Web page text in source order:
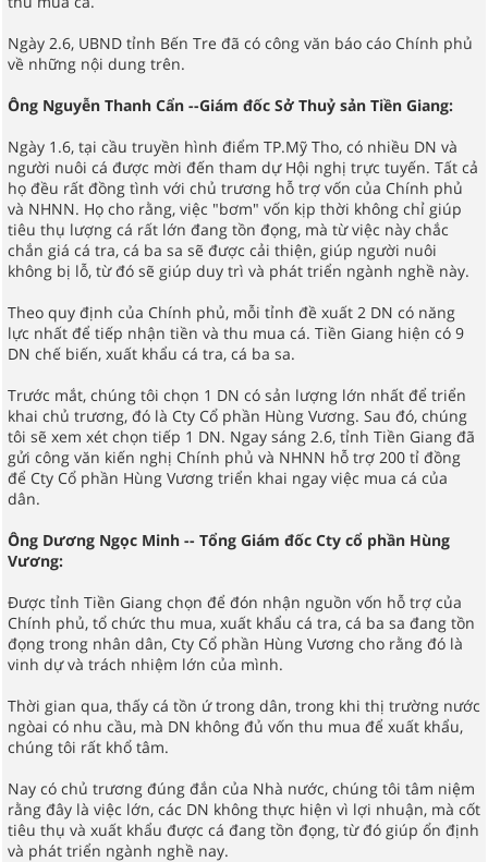
Ngày 2.6, UBND tỉnh Bến Tre đã có công văn báo cáo Chính phủ
về những nội dung trên.
Ông Nguyễn Thanh Cẩn --Giám đốc Sở Thuỷ sản Tiền Giang:
Ngày 1.6, tại cầu truyền hình điểm TP.Mỹ Tho, có nhiều DN và
người nuôi cá được mời đến tham dự Hội nghị trực tuyến. Tất cả
họ đều rất đồng tình với chủ trương hỗ trợ vốn của Chính phủ
và NHNN. Họ cho rằng, việc "bơm" vốn kịp thời không chỉ giúp
tiêu thụ lượng cá rất lớn đang tồn đọng, mà từ việc này chắc
chắn giá cá tra, cá ba sa sẽ được cải thiện, giúp người nuôi
không bị lỗ, từ đó sẽ giúp duy trì và phát triển ngành nghề này.
Theo quy định của Chính phủ, mỗi tỉnh đề xuất 2 DN có năng
lực nhất để tiếp nhận tiền và thu mua cá. Tiền Giang hiện có 9
DN chế biến, xuất khẩu cá tra, cá ba sa.
Trước mắt, chúng tôi chọn 1 DN có sản lượng lớn nhất để triển
khai chủ trương, đó là Cty Cổ phần Hùng Vương. Sau đó, chúng
tôi sẽ xem xét chọn tiếp 1 DN. Ngay sáng 2.6, tỉnh Tiền Giang đã
gửi công văn kiến nghị Chính phủ và NHNN hỗ trợ 200 tỉ đồng
để Cty Cổ phần Hùng Vương triển khai ngay việc mua cá của
dân.
Ông Dương Ngọc Minh -- Tổng Giám đốc Cty cổ phần Hùng
Vương:
Được tỉnh Tiền Giang chọn để đón nhận nguồn vốn hỗ trợ của
Chính phủ, tổ chức thu mua, xuất khẩu cá tra, cá ba sa đang tồn
đọng trong nhân dân, Cty Cổ phần Hùng Vương cho rằng đó là
vinh dự và trách nhiệm lớn của mình.
Thời gian qua, thấy cá tồn ứ trong dân, trong khi thị trường nước
ngòai có nhu cầu, mà DN không đủ vốn thu mua để xuất khẩu,
chúng tôi rất khổ tâm.
Nay có chủ trương đúng đắn của Nhà nước, chúng tôi tâm niệm
rằng đây là việc lớn, các DN không thực hiện vì lợi nhuận, mà cốt
tiêu thụ và xuất khẩu được cá đang tồn đọng, từ đó giúp ổn định
và phát triển ngành nghề nay.